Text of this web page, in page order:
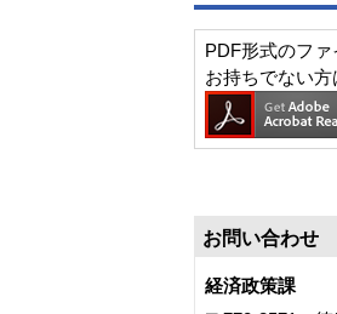
PDF形式のファ
お持ちでない方
お問い合わせ
経済政策課